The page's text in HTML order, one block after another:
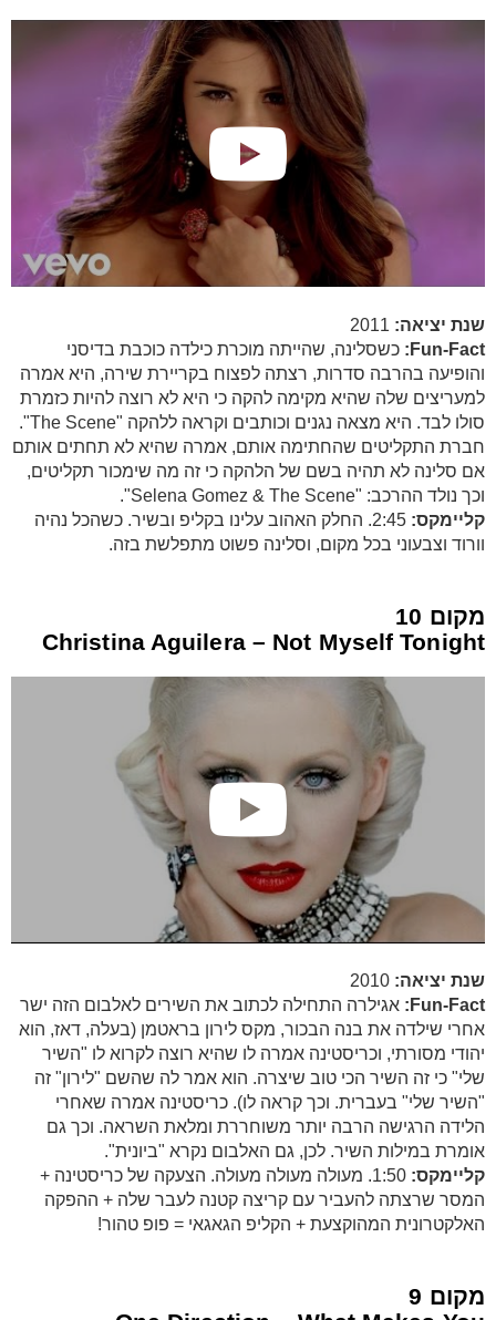
שנת יציאה:
Fun-Fact:
כשסלינה, שהייתה מוכרת כילדה כוכבת בדיסני
והופיעה בהרבה סדרות, רצתה לפצוח בקריירת שירה, היא אמרה
למעריצים שלה שהיא מקימה להקה כי היא לא רוצה להיות כזמרת
סולו לבד. היא מצאה נגנים וכותבים וקראה ללהקה "The Scene".
חברת התקליטים שהחתימה אותם, אמרה שהיא לא תחתים אותם
אם סלינה לא תהיה בשם של הלהקה כי זה מה שימכור תקליטים,
וכך נולד ההרכב: "Selena Gomez & The Scene".
קליימקס:
2:45. החלק האהוב עלינו בקליפ ובשיר. כשהכל נהיה
וורוד וצבעוני בכל מקום, וסלינה פשוט מתפלשת בזה.
מקום 10
Christina Aguilera – Not Myself Tonight
שנת יציאה:
Fun-Fact:
אגילרה התחילה לכתוב את השירים לאלבום הזה ישר
אחרי שילדה את בנה הבכור, מקס לירון בראטמן (בעלה, דאז, הוא
יהודי מסורתי, וכריסטינה אמרה לו שהיא רוצה לקרוא לו "השיר
שלי" כי זה השיר הכי טוב שיצרה. הוא אמר לה שהשם "לירון" זה
"השיר שלי" בעברית. וכך קראה לו). כריסטינה אמרה שאחרי
הלידה הרגישה הרבה יותר משוחררת ומלאת השראה. וכך גם
אומרת במילות השיר. לכן, גם האלבום נקרא "ביונית".
קליימקס:
1:50. מעולה מעולה מעולה. הצעקה של כריסטינה +
המסר שרצתה להעביר עם קריצה קטנה לעבר שלה + ההפקה
האלקטרונית המהוקצעת + הקליפ הגאגאי = פופ טהור!
מקום 9